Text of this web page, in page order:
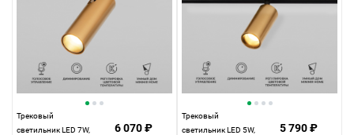
Трековый
светильник LED 7W,
6 070 ₽
Трековый
светильник LED 5W,
5 790 ₽